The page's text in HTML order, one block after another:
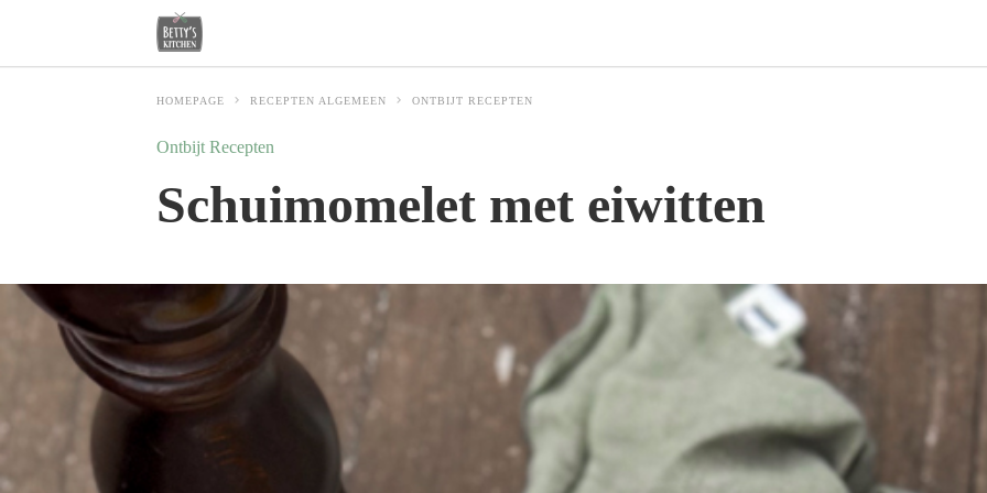
HOMEPAGE RECEPTEN ALGEMEEN ONTBIJT RECEPTEN
Ontbijt Recepten
Schuimomelet met eiwitten